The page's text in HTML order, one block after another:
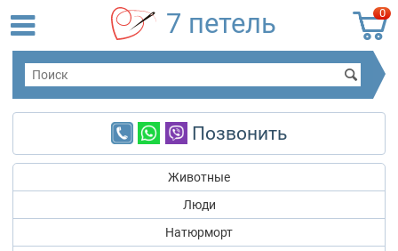
0
7 петель
Позвонить
Животные
Люди
Натюрморт